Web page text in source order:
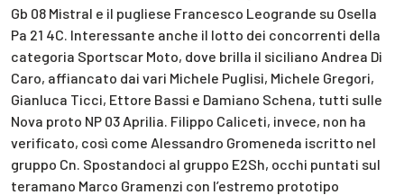
Gb 08 Mistral e il pugliese Francesco Leogrande su Osella
Pa 21 4C. Interessante anche il lotto dei concorrenti della
categoria Sportscar Moto, dove brilla il siciliano Andrea Di
Caro, affiancato dai vari Michele Puglisi, Michele Gregori,
Gianluca Ticci, Ettore Bassi e Damiano Schena, tutti sulle
Nova proto NP 03 Aprilia. Filippo Caliceti, invece, non ha
verificato, così come Alessandro Gromeneda iscritto nel
gruppo Cn. Spostandoci al gruppo E2Sh, occhi puntati sul
teramano Marco Gramenzi con l’estremo prototipo